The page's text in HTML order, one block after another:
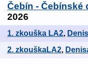
Čebín - Čebínské
2026
1. zkouška LA2,
2. zkouškaLA2,